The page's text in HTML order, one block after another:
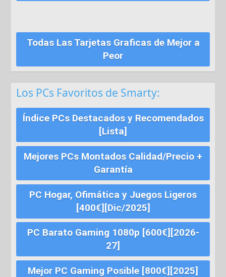
Todas Las Tarjetas Graficas de Mejor a
Peor
Los PCs Favoritos de Smarty:
Índice PCs Destacados y Recomendados
[Lista]
Mejores PCs Montados Calidad/Precio +
Garantía
PC Hogar, Ofimática y Juegos Ligeros
[400€][Dic/2025]
PC Barato Gaming 1080p [600€][2026-
27]
Mejor PC Gaming Posible [800€][2025]